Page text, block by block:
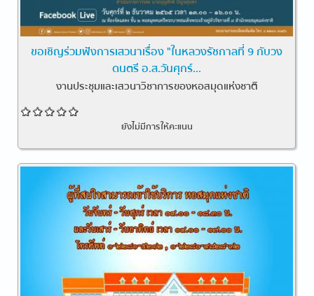
ขอเชิญร่วมฟังการเสวนาเรื่อง "ในหลวงรัชกาลที่ 9 กับวง
ดนตรี อ.ส.วันศุกร์...
งานประชุมและเสวนาวิชาการของหอสมุดแห่งชาติ
ยังไม่มีการให้คะแนน